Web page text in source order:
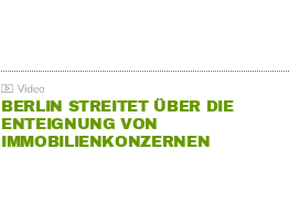
BERLIN STREITET ÜBER DIE
ENTEIGNUNG VON
IMMOBILIENKONZERNEN